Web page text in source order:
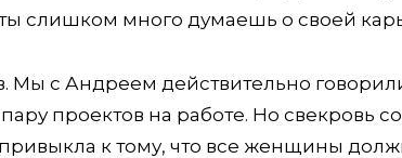
слишком много думаешь о своей
Мы с Андреем действительно
проектов на работе. Но свекровь
к тому, что все женщины